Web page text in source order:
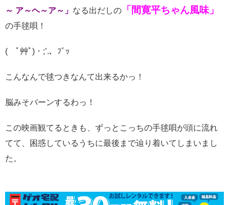
～ ア～ヘ～ア～」 なる出だしの 「間寛平ちゃん風味」
の手毬唄！
( ﾟ艸ﾟ)・;’.、ﾌﾞｯ
こんなんで毬つきなんて出来るかっ！
脳みそバーンするわっ！
この映画観てるときも、ずっとこっちの手毬唄が頭に流れ
てて、困惑しているうちに最後まで辿り着いてしまいまし
た。